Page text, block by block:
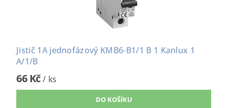
Jistič 1A jednofázový KMB6-B1/1 B 1 Kanlux 1
A/1/B
66 Kč/ ks